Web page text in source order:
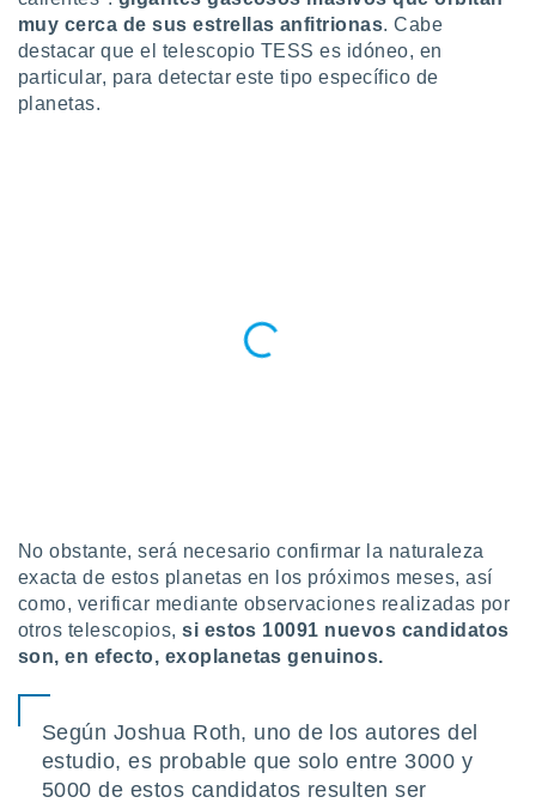
publicidad
publicidad
muy cerca de sus estrellas anfitrionas. Cabe
destacar que el telescopio TESS es idóneo, en
particular, para detectar este tipo específico de
planetas.
No obstante, será necesario confirmar la naturaleza
exacta de estos planetas en los próximos meses, así
como, verificar mediante observaciones realizadas por
otros telescopios,si estos 10091 nuevos candidatos
son, en efecto, exoplanetas genuinos.
Según Joshua Roth, uno de los autores del
estudio, es probable que solo entre 3000 y
5000 de estos candidatos resulten ser